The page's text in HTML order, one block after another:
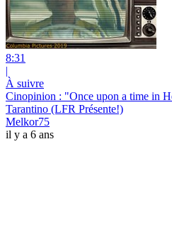
8:31
|
À suivre
Cinopinion : "Once upon a time in
Tarantino (LFR Présente!)
Melkor75
il y a 6 ans